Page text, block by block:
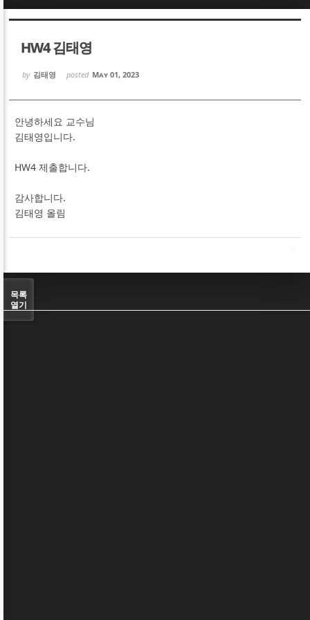
HW4 김태영
by 김태영 posted May 01, 2023
안녕하세요 교수님
김태영입니다.
HW4 제출합니다.
감사합니다.
김태영 올림
목록
열기
Sketchbook5, 스케치북5
Sketchbook5, 스케치북5
Sketchbook5, 스케치북5
Sketchbook5, 스케치북5